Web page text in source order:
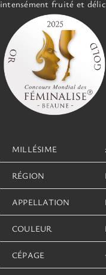
intensément fruité et
MILLÉSIME
RÉGION
APPELLATION
COULEUR
CÉPAGE